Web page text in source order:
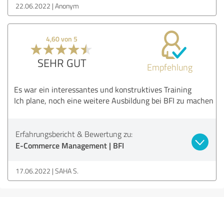
22.06.2022 Anonym
4,60 von 5
SEHR GUT Empfehlung
Es war ein interessantes und konstruktives Training
Ich plane, noch eine weitere Ausbildung bei BFI zu machen
Erfahrungsbericht & Bewertung zu:
E-Commerce Management | BFI
17.06.2022 SAHA S.